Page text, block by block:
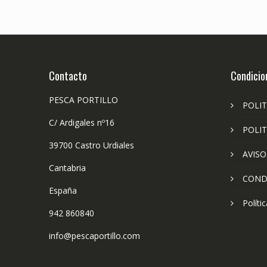
Contacto
PESCA PORTILLO
C/ Ardigales nº16
39700 Castro Urdiales
Cantabria
España
942 860840
info@pescaportillo.com